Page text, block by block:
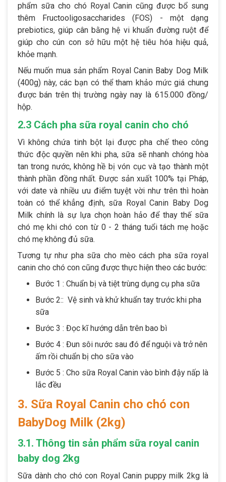
phẩm sữa cho chó Royal Canin cũng được bổ sung
thêm Fructooligosaccharides (FOS) - một dạng
prebiotics, giúp cân bằng hệ vi khuẩn đường ruột để
giúp cho cún con sở hữu một hệ tiêu hóa hiệu quả,
khỏe mạnh.
Nếu muốn mua sản phẩm Royal Canin Baby Dog Milk
(400g) này, các bạn có thể tham khảo mức giá chung
được bán trên thị trường ngày nay là 615.000 đồng/
hộp.
2.3 Cách pha sữa royal canin cho chó
Vì không chứa tinh bột lại được pha chế theo công
thức độc quyền nên khi pha, sữa sẽ nhanh chóng hòa
tan trong nước, không hề bị vón cục và tạo thành một
thành phần đồng nhất. Được sản xuất 100% tại Pháp,
với date và nhiều ưu điểm tuyệt vời như trên thì hoàn
toàn có thể khẳng định, sữa Royal Canin Baby Dog
Milk chính là sự lựa chọn hoàn hảo để thay thế sữa
chó mẹ khi chó con từ 0 - 2 tháng tuổi tách mẹ hoặc
chó mẹ không đủ sữa.
Tương tự như pha sữa cho mèo cách pha sữa royal
canin cho chó con cũng được thực hiện theo các bước:
Bước 1 : Chuẩn bị và tiệt trùng dụng cụ pha sữa
Bước 2:: Vệ sinh và khử khuẩn tay trước khi pha
sữa
Bước 3 : Đọc kĩ hướng dẫn trên bao bì
Bước 4 : Đun sôi nước sau đó để nguội và trở nên
ấm rồi chuẩn bị cho sữa vào
Bước 5 : Cho sữa Royal Canin vào bình đậy nấp là
lắc đều
3. Sữa Royal Canin cho chó con
BabyDog Milk (2kg)
3.1. Thông tin sản phẩm sữa royal canin
baby dog 2kg
Sữa dành cho chó con Royal Canin puppy milk 2kg là